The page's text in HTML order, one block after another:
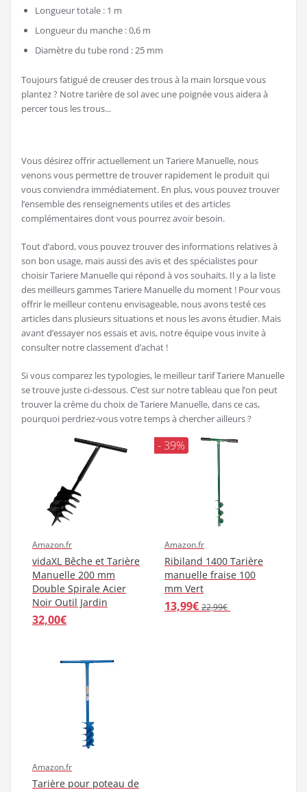
Longueur totale : 1 m
Longueur du manche : 0,6 m
Diamètre du tube rond : 25 mm
Toujours fatigué de creuser des trous à la main lorsque vous
plantez ? Notre tarière de sol avec une poignée vous aidera à
percer tous les trous...
Vous désirez offrir actuellement un Tariere Manuelle, nous
venons vous permettre de trouver rapidement le produit qui
vous conviendra immédiatement. En plus, vous pouvez trouver
l’ensemble des renseignements utiles et des articles
complémentaires dont vous pourrez avoir besoin.
Tout d’abord, vous pouvez trouver des informations relatives à
son bon usage, mais aussi des avis et des spécialistes pour
choisir Tariere Manuelle qui répond à vos souhaits. Il y a la liste
des meilleurs gammes Tariere Manuelle du moment ! Pour vous
offrir le meilleur contenu envisageable, nous avons testé ces
articles dans plusieurs situations et nous les avons étudier. Mais
avant d’essayer nos essais et avis, notre équipe vous invite à
consulter notre classement d’achat !
Si vous comparez les typologies, le meilleur tarif Tariere Manuelle
se trouve juste ci-dessous. C’est sur notre tableau que l’on peut
trouver la crème du choix de Tariere Manuelle, dans ce cas,
pourquoi perdriez-vous votre temps à chercher ailleurs ?
Amazon.fr
vidaXL Bêche et Tarière
Manuelle 200 mm
Double Spirale Acier
Noir Outil Jardin
32,00€
- 39%
Amazon.fr
Ribiland 1400 Tarière
manuelle fraise 100
mm Vert
13,99€ 22,99€
Amazon.fr
Tarière pour poteau de